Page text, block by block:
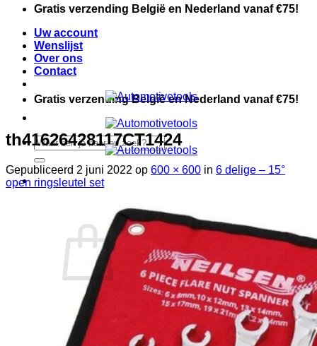
inhoud
Gratis verzending België en Nederland vanaf €75!
Uw account
Wenslijst
Over ons
Contact
Gratis verzending België en Nederland vanaf €75!
Zoeken
naar:
Winkelwagen /€ 0,00
Geen producten in de winkelwagen.
Terug naar winkel
Werkplaats
Handgereedschap
Meguiars
th41626428117CT1424
Gepubliceerd 2 juni 2022 op 600 × 600 in 6 delige – 15°
open ringsleutel set